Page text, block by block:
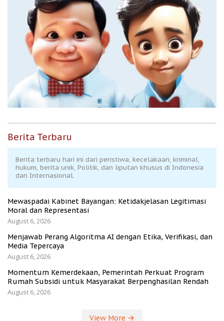
Berita Terbaru
Berita terbaru hari ini dari peristiwa, kecelakaan, kriminal,
hukum, berita unik, Politik, dan liputan khusus di Indonesia
dan Internasional.
Mewaspadai Kabinet Bayangan: Ketidakjelasan Legitimasi
Moral dan Representasi
August 6, 2026
Menjawab Perang Algoritma AI dengan Etika, Verifikasi, dan
Media Tepercaya
August 6, 2026
Momentum Kemerdekaan, Pemerintah Perkuat Program
Rumah Subsidi untuk Masyarakat Berpenghasilan Rendah
August 6, 2026
View More